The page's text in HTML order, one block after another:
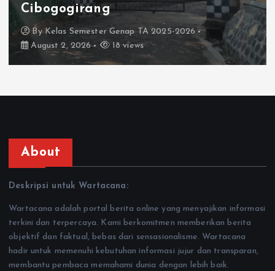
Cibogogirang
ByKelas Semester Genap TA 2025-2026
August 2, 2026
18 views
About
Deskripsi untuk Wartacana:
Wartacana adalah portal berita online yang menyajikan informasi
terkini dan terpercaya. Kami berkomitmen memberikan berita
objektif dan faktual, bebas dari sensasionalisme. Wartacana
hadir untuk memenuhi kebutuhan informasi jujur dan transparan,
membantu pembaca memahami dunia dengan lebih baik.